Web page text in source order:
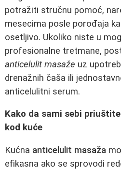
potražiti stručnu pomoć,
mesecima posle porođaja
osetljivo. Ukoliko niste u
profesionalne tretmane,
anticelulit masaže uz
drenažnih čaša ili
anticelulitni serum.
Kako da sami sebi
kod kuće
Kućna anticelulit masaža
efikasna ako se sprovodi